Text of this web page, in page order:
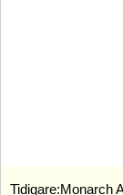
Tidigare:Monarch